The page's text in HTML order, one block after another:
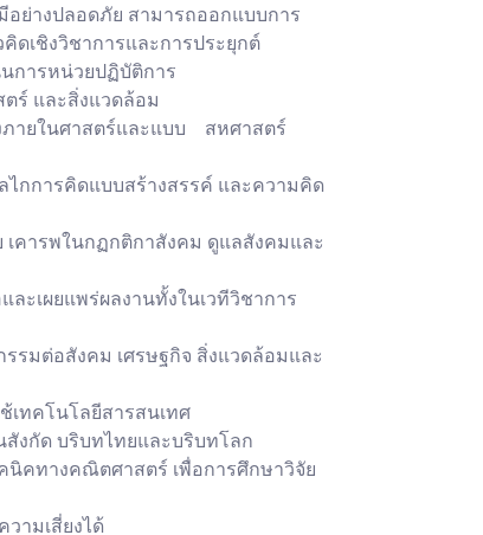
ย่างปลอดภัย สามารถออกแบบการ
ดเชิงวิชาการและการประยุกต์
การหน่วยปฏิบัติการ
ร์ และสิ่งแวดล้อม
ภายในศาสตร์และแบบ สหศาสตร์
ไกการคิดแบบสร้างสรรค์ และความคิด
คารพในกฏกติกาสังคม ดูแลสังคมและ
ะเผยแพร่ผลงานทั้งในเวทีวิชาการ
รมต่อสังคม เศรษฐกิจ สิ่งแวดล้อมและ
เทคโนโลยีสารสนเทศ
งกัด บริบทไทยและบริบทโลก
นิคทางคณิตศาสตร์ เพื่อการศึกษาวิจัย
ามเสี่ยงได้